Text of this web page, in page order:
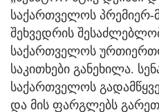
საქართველოს პრემიერ-
შეხვედრის
საქართველოს
საკითხები განეხილა.
საქართველოს
და მის ფარგლებს